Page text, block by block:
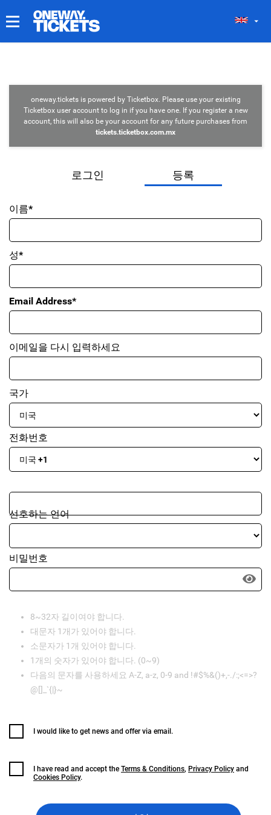
내 티켓
oneway.tickets is powered by Ticketbox. Please use your existing
Ticketbox user account to log in if you have one. If you register a new
account, this will also be your account for any future purchases from
tickets.ticketbox.com.mx
로그인 등록
이름*
성*
Email Address*
이메일을 다시 입력하세요
국가
전화번호
선호하는 언어
비밀번호
8~32자 길이여야 합니다.
대문자 1개가 있어야 합니다.
소문자가 1개 있어야 합니다.
1개의 숫자가 있어야 합니다. (0~9)
다음의 문자를 사용하세요 A-Z, a-z, 0-9 and !#$%&()+,-./:;<=>?
@[]_`{|}~
I would like to get news and offer via email.
I have read and accept the Terms & Conditions, Privacy Policy and
Cookies Policy.